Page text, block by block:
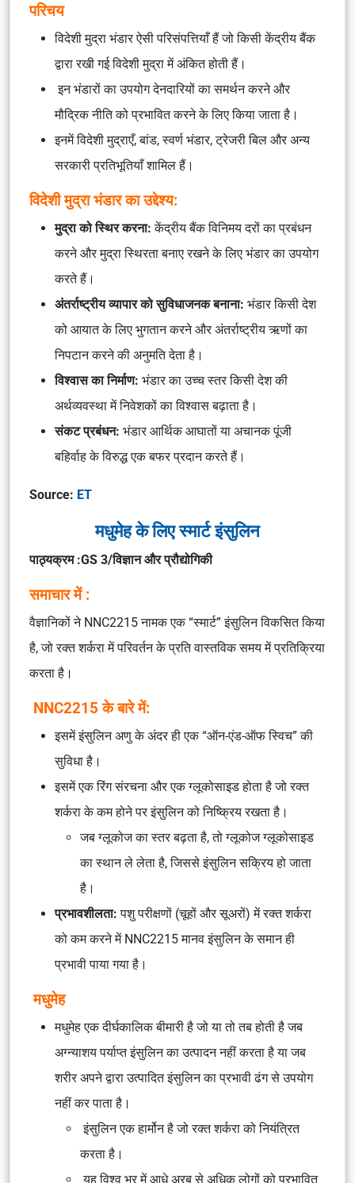
परिचय
विदेशी मुद्रा भंडार ऐसी परिसंपत्तियाँ हैं जो किसी केंद्रीय बैंक
द्वारा रखी गई विदेशी मुद्रा में अंकित होती हैं।
इन भंडारों का उपयोग देनदारियों का समर्थन करने और
मौद्रिक नीति को प्रभावित करने के लिए किया जाता है।
इनमें विदेशी मुद्राएँ, बांड, स्वर्ण भंडार, ट्रेजरी बिल और अन्य
सरकारी प्रतिभूतियाँ शामिल हैं।
विदेशी मुद्रा भंडार का उद्देश्य:
मुद्रा को स्थिर करना:केंद्रीय बैंक विनिमय दरों का प्रबंधन
करने और मुद्रा स्थिरता बनाए रखने के लिए भंडार का उपयोग
करते हैं।
अंतर्राष्ट्रीय व्यापार को सुविधाजनक बनाना: भंडार किसी देश
को आयात के लिए भुगतान करने और अंतर्राष्ट्रीय ऋणों का
निपटान करने की अनुमति देता है।
विश्वास का निर्माण: भंडार का उच्च स्तर किसी देश की
अर्थव्यवस्था में निवेशकों का विश्वास बढ़ाता है।
संकट प्रबंधन: भंडार आर्थिक आघातों या अचानक पूंजी
बहिर्वाह के विरुद्ध एक बफर प्रदान करते हैं।
Source: ET
मधुमेह के लिए स्मार्ट इंसुलिन
पाठ्यक्रम :GS 3/विज्ञान और प्रौद्योगिकी
समाचार में :
वैज्ञानिकों ने NNC2215 नामक एक “स्मार्ट” इंसुलिन विकसित किया
है, जो रक्त शर्करा में परिवर्तन के प्रति वास्तविक समय में प्रतिक्रिया
करता है।
NNC2215 के बारे में:
इसमें इंसुलिन अणु के अंदर ही एक “ऑन-एंड-ऑफ स्विच” की
सुविधा है।
इसमें एक रिंग संरचना और एक ग्लूकोसाइड होता है जो रक्त
शर्करा के कम होने पर इंसुलिन को निष्क्रिय रखता है।
जब ग्लूकोज का स्तर बढ़ता है, तो ग्लूकोज ग्लूकोसाइड
का स्थान ले लेता है, जिससे इंसुलिन सक्रिय हो जाता
है।
प्रभावशीलता:पशु परीक्षणों (चूहों और सूअरों) में रक्त शर्करा
को कम करने में NNC2215 मानव इंसुलिन के समान ही
प्रभावी पाया गया है।
मधुमेह
मधुमेह एक दीर्घकालिक बीमारी है जो या तो तब होती है जब
अग्न्याशय पर्याप्त इंसुलिन का उत्पादन नहीं करता है या जब
शरीर अपने द्वारा उत्पादित इंसुलिन का प्रभावी ढंग से उपयोग
नहीं कर पाता है।
इंसुलिन एक हार्मोन है जो रक्त शर्करा को नियंत्रित
करता है।
यह विश्व भर में आधे अरब से अधिक लोगों को प्रभावित